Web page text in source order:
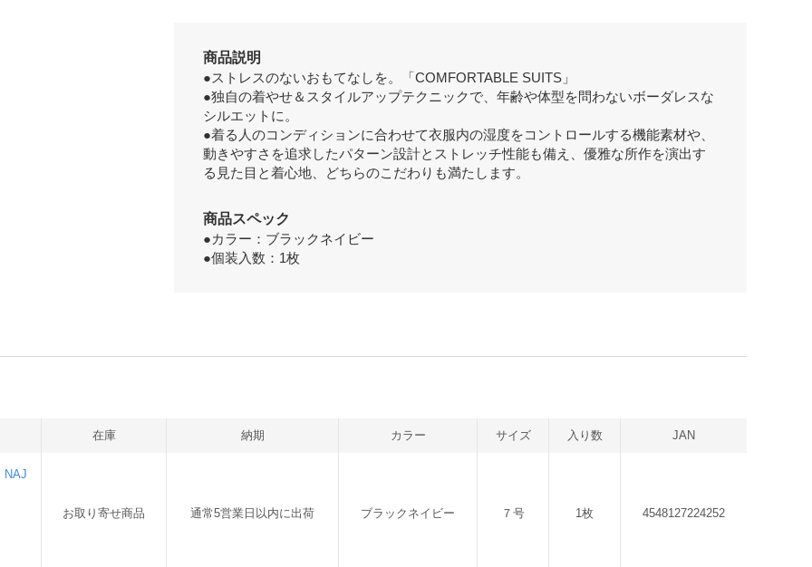
商品説明
●ストレスのないおもてなしを。「COMFORTABLE SUITS」
●独自の着やせ＆スタイルアップテクニックで、年齢や体型を問わないボーダレスな
シルエットに。
●着る人のコンディションに合わせて衣服内の湿度をコントロールする機能素材や、
動きやすさを追求したパターン設計とストレッチ性能も備え、優雅な所作を演出す
る見た目と着心地、どちらのこだわりも満たします。
商品スペック
●カラー：ブラックネイビー
●個装入数：1枚
在庫 納期 カラー サイズ 入り数 JAN
NAJ
お取り寄せ商品 通常5営業日以内に出荷 ブラックネイビー ７号 1枚 4548127224252